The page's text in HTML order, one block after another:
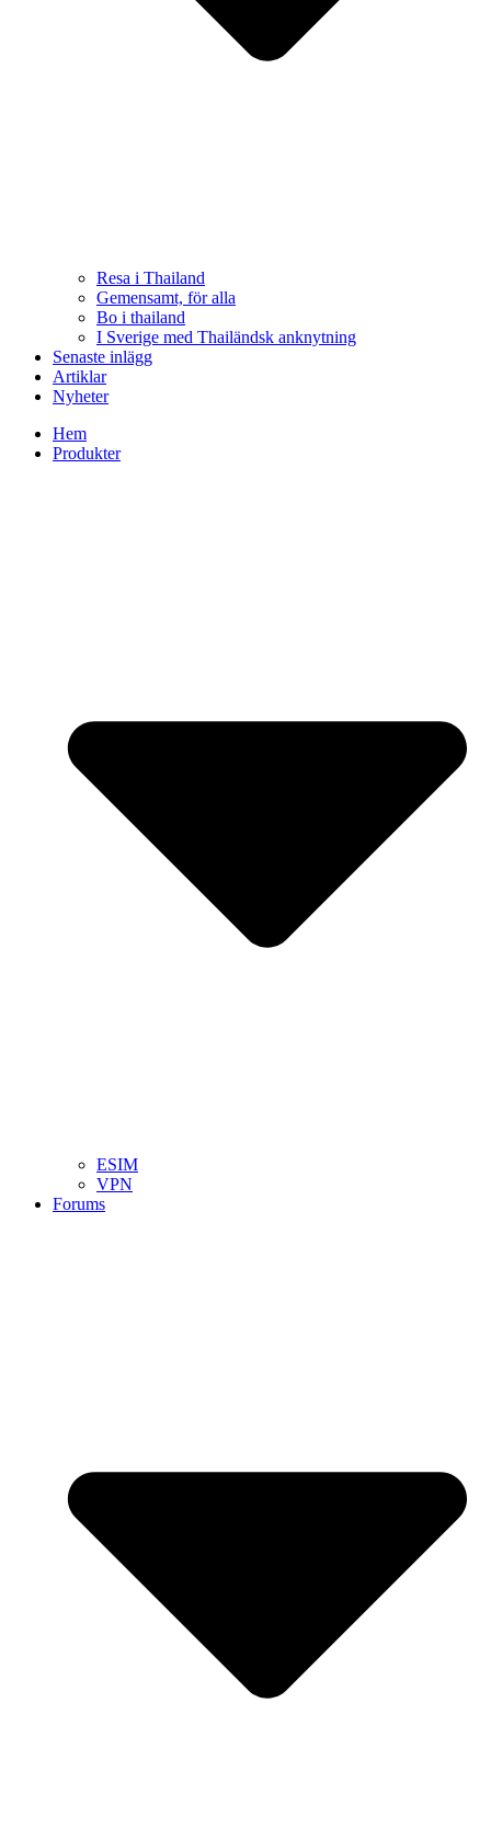
Resa i Thailand
Gemensamt, för alla
Bo i thailand
I Sverige med Thailändsk anknytning
Senaste inlägg
Artiklar
Nyheter
Hem
Produkter
ESIM
VPN
Forums